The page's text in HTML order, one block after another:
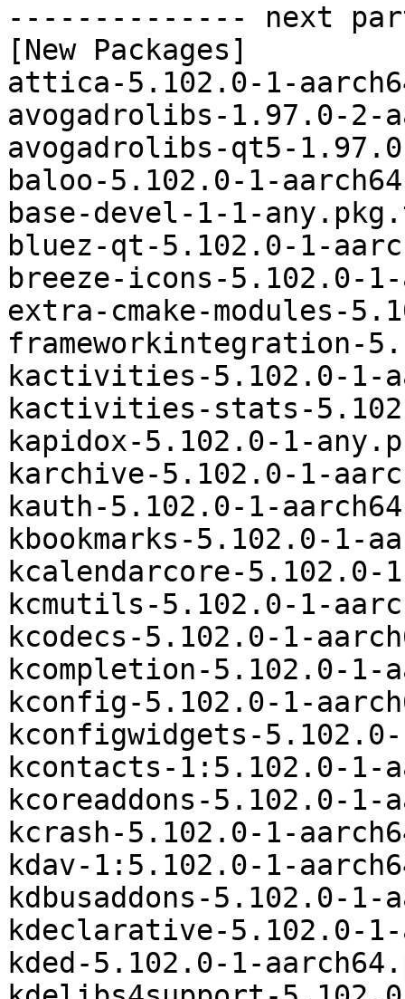
-------------- next
[New Packages]
attica-5.102.0-1-
avogadrolibs-1.97.0-2-
avogadrolibs-qt5-
baloo-5.102.0-1-
base-devel-1-1-
bluez-qt-5.102.0-1-
breeze-icons-5.102.0-
extra-cmake-modules-
frameworkintegration-
kactivities-5.102.0-1-
kactivities-stats-
kapidox-5.102.0-1-
karchive-5.102.0-1-
kauth-5.102.0-1-
kbookmarks-5.102.0-1-
kcalendarcore-
kcmutils-5.102.0-1-
kcodecs-5.102.0-1-
kcompletion-5.102.0-1-
kconfig-5.102.0-1-
kconfigwidgets-
kcontacts-1:5.102.0-1-
kcoreaddons-5.102.0-
kcrash-5.102.0-1-
kdav-1:5.102.0-1-
kdbusaddons-5.102.0-
kdeclarative-5.102.0-
kded-5.102.0-1-